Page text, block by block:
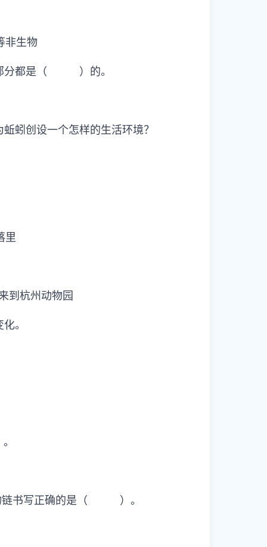
非生物
部分都是（ ）的。
蚓创设一个怎样的生活环境？
里
杭州动物园
。
物链书写正确的是（ ）。